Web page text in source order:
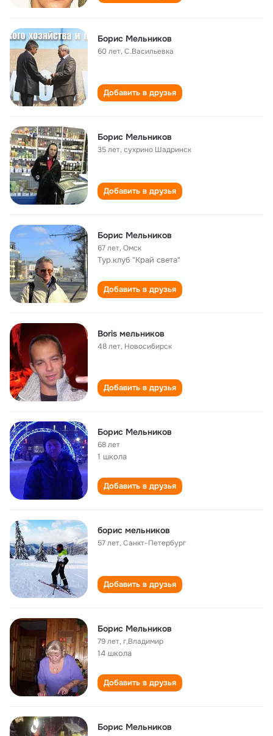
Борис Мельников
60 лет,С.Васильевка
Добавить в друзья
Борис Мельников
35 лет,сухрино Шадринск
Добавить в друзья
Борис Мельников
67 лет,Омск
Тур.клуб "Край света"
Добавить в друзья
Boris мельников
48 лет, Новосибирск
Добавить в друзья
Борис Мельников
68 лет
1 школа
Добавить в друзья
борис мельников
57 лет,Санкт-Петербург
Добавить в друзья
Борис Мельников
79 лет,г,Владимир
14 школа
Добавить в друзья
Борис Мельников